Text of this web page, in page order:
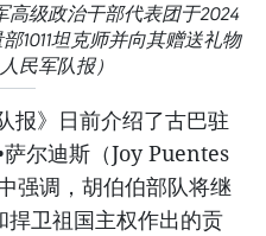
高级政治干部代表团于2024
1011坦克师并向其赠送礼物
民军队报）
》日前介绍了古巴驻
尔迪斯（Joy Puentes
强调，胡伯伯部队将继
卫祖国主权作出的贡